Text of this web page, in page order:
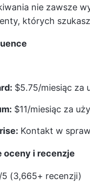
nie zawsze
których szukasz
$5.75/miesiąc za
$11/miesiąc za
Kontakt w
oceny i recenzje
5 (3,665+ recenzji)